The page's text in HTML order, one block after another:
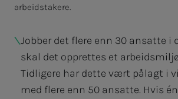
arbeidstakere.
Jobber det flere enn 30 ansatte i
skal det opprettes et
Tidligere har dette vært pålagt i
med flere enn 50 ansatte. Hvis